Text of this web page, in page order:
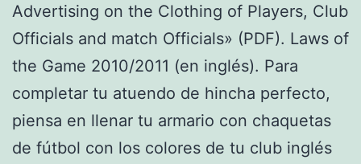
Advertising on the Clothing of Players, Club
Officials and match Officials» (PDF). Laws of
the Game 2010/2011 (en inglés). Para
completar tu atuendo de hincha perfecto,
piensa en llenar tu armario con chaquetas
de fútbol con los colores de tu club inglés